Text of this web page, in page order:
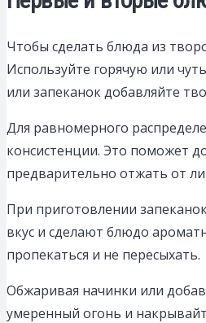
Чтобы сделать блюда из
Используйте горячую или
или запеканок добавляйте
Для равномерного
консистенции. Это поможет
предварительно отжать от
При приготовлении
вкус и сделают блюдо
пропекаться и не пересыхать.
Обжаривая начинки или
умеренный огонь и